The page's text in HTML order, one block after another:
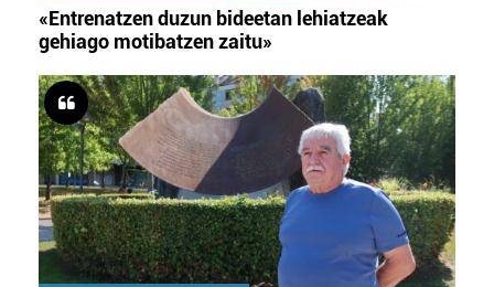
«Entrenatzen duzun bideetan lehiatzeak
gehiago motibatzen zaitu»